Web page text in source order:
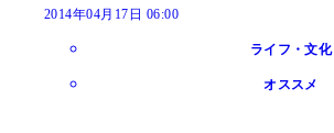
2014年04月17日 06:00
ライフ・文化
オススメ